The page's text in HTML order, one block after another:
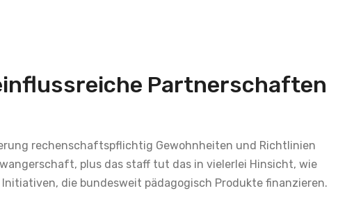
Partnerschaften
rechenschaftspflichtig Gewohnheiten und Richtlinien
plus das staff tut das in vielerlei Hinsicht, wie
die bundesweit pädagogisch Produkte finanzieren.